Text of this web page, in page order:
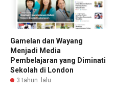
Gamelan dan Wayang
Menjadi Media
Pembelajaran yang Diminati
Sekolah di London
3 tahun lalu